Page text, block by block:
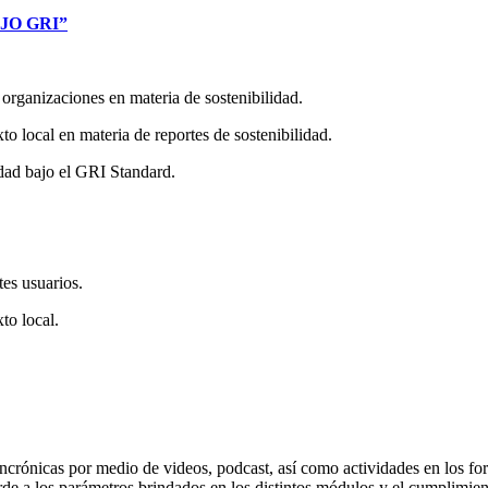
GRI”
en materia de sostenibilidad.
local en materia de reportes de sostenibilidad.
bajo el GRI Standard.
usuarios.
local.
por medio de videos, podcast, así como actividades en los